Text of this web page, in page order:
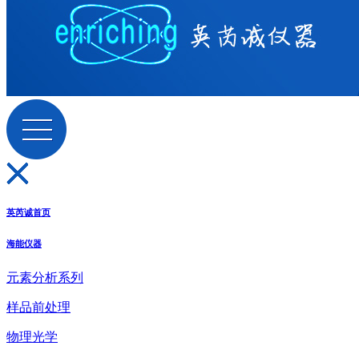
英芮诚首页
海能仪器
元素分析系列
样品前处理
物理光学